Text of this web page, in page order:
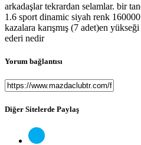
arkadaşlar tekrardan selamlar. bir
1.6 sport dinamic siyah renk
kazalara karışmış (7 adet)en
ederi nedir
Yorum bağlantısı
Diğer Sitelerde Paylaş